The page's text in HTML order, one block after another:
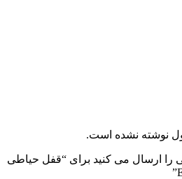
نوشته نشده است.
را ارسال می کنید برای “قفل حیاطی